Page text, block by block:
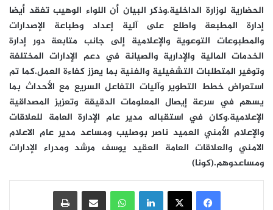
الحضارية لوزارة الداخلية.وذكر البيان أن اللواء الوهيب تفقد أيضا
إدارة المطبعة واطلع على آلية إعداد وطباعة الإصدارات
والمطبوعات التوعوية والإعلامية إلى جانب متابعة دور إدارة
الخدمات المالية والإدارية والصيانة في دعم الإدارات المختلفة
وتوفير المتطلبات التشغيلية والفنية بما يعزز كفاءة العمل.كما تم
استعراض خطط التطوير وآليات التفاعل السريع مع الأحداث بما
يسهم في سرعة إيصال المعلومات الدقيقة وتعزيز المصداقية
الإعلامية.وكان في استقباله مدير عام الإدارة العامة للعلاقات
والإعلام الأمني العميد ناصر بوصليب ومساعد مدير عام الاعلام
الامني والعلاقات العامة العقيد يوسف مرشد ومدراء الإدارات
ومساعدوهم.(كونا)
فيسبوك‫X لينكدإنواتساب مشاركة عبر البريد طباعة